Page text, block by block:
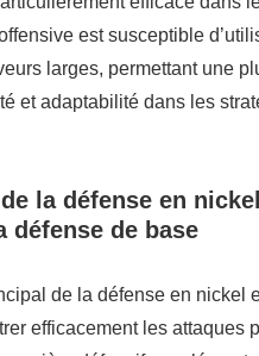
est susceptible
larges, permettant une
et adaptabilité dans les
la défense en
défense de base
de la défense en nickel
efficacement les attaques